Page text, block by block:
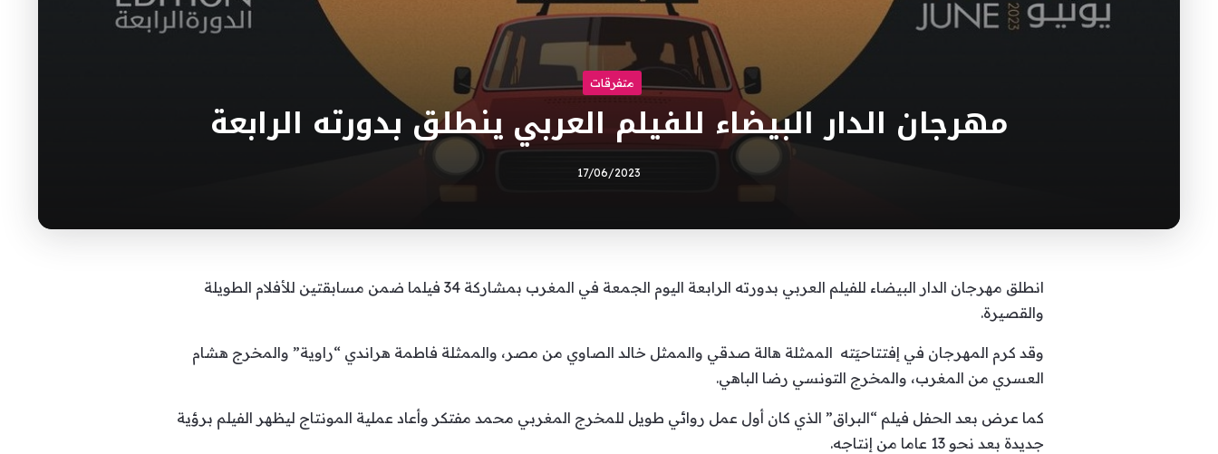
متفرقات
مهرجان الدار البيضاء للفيلم العربي ينطلق بدورته الرابعة
17/06/2023
انطلق مهرجان الدار البيضاء للفيلم العربي بدورته الرابعة اليوم الجمعة في المغرب بمشاركة 34 فيلما ضمن مسابقتين للأفلام الطويلة
والقصيرة.
وقد كرم المهرجان في إفتتاحيَته الممثلة هالة صدقي والممثل خالد الصاوي من مصر، والممثلة فاطمة هراندي “راوية” والمخرج هشام
العسري من المغرب، والمخرج التونسي رضا الباهي.
كما عرض بعد الحفل فيلم “البراق” الذي كان أول عمل روائي طويل للمخرج المغربي محمد مفتكر وأعاد عملية المونتاج ليظهر الفيلم برؤية
جديدة بعد نحو 13 عاما من إنتاجه.